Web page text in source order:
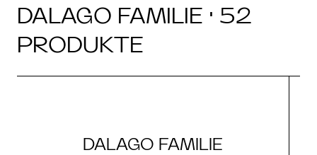
DALAGO FAMILIE · 52
PRODUKTE
DALAGO FAMILIE